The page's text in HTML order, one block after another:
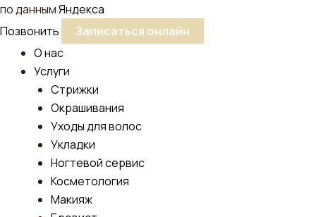
по даннымЯндекса
Позвонить
Записаться онлайн
О нас
Услуги
Стрижки
Окрашивания
Уходы для волос
Укладки
Ногтевой сервис
Косметология
Макияж